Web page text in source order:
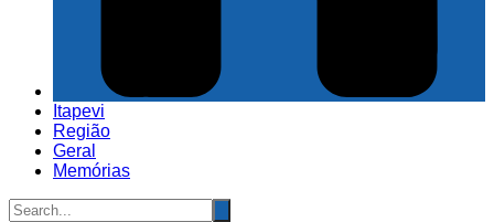
Itapevi
Região
Geral
Memórias